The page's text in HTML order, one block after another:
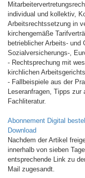
individual und kollektiv,
Arbeitsrechtssetzung in
kirchengemäße
betrieblicher Arbeits-
Sozialversicherungs-,
- Rechtsprechung mit
kirchlichen
- Fallbeispiele aus der
Leseranfragen, Tipps
Fachliteratur.
Abonnement Digital
Download
Nachdem der Artikel
innerhalb von sieben
entsprechende Link zu
Mail zugesandt.